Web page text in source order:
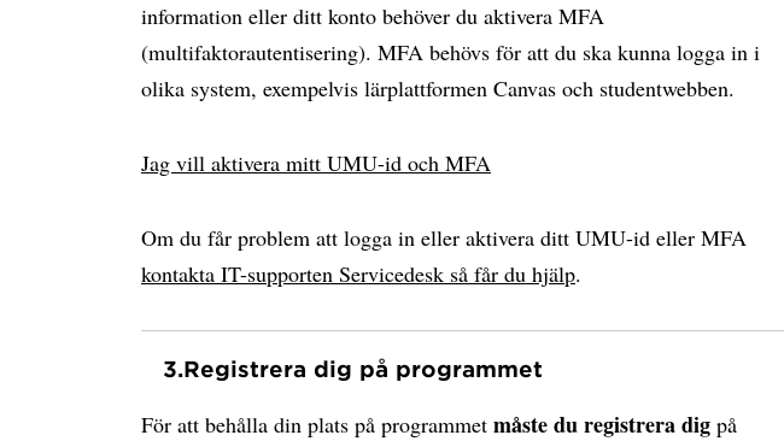
information eller ditt konto behöver du aktivera MFA
(multifaktorautentisering). MFA behövs för att du ska kunna logga in i
olika system, exempelvis lärplattformen Canvas och studentwebben.
Jag vill aktivera mitt UMU-id och MFA
Om du får problem att logga in eller aktivera ditt UMU-id eller MFA
kontakta IT-supporten Servicedesk så får du hjälp.
3.Registrera dig på programmet
För att behålla din plats på programmet måste du registrera dig på